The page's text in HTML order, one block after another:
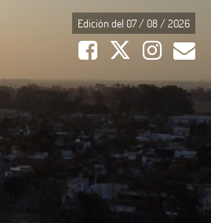
Edición del 07 / 08 / 2026